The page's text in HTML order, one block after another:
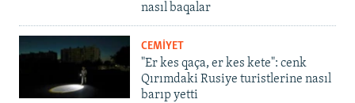
nasıl baqalar
CEMİYET
"Er kes qaça, er kes kete": cenk
Qırımdaki Rusiye turistlerine nasıl
barıp yetti